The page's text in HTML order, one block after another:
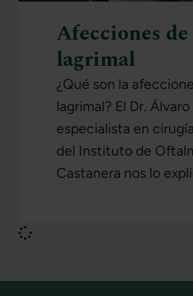
Afecciones
lagrimal
¿Qué son la
lagrimal? El Dr.
especialista en
del Instituto de
Castanera nos lo